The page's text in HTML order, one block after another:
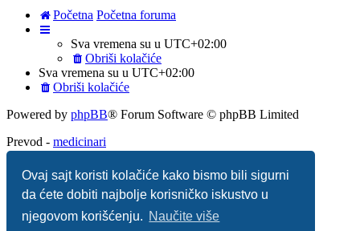
Ovaj sajt koristi kolačiće kako bismo bili sigurni
da ćete dobiti najbolje korisničko iskustvo u
njegovom korišćenju. Naučite više
Početna Početna foruma
Sva vremena su u UTC+02:00
Obriši kolačiće
Sva vremena su u UTC+02:00
Obriši kolačiće
Powered by phpBB® Forum Software © phpBB Limited
Prevod - medicinari
phpBB SiteMaker
Privatnost |Uslovi